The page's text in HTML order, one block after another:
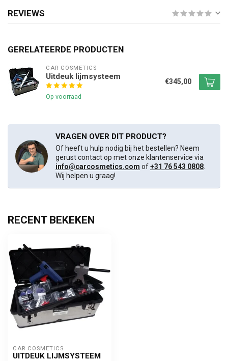
REVIEWS
GERELATEERDE PRODUCTEN
CAR COSMETICS
Uitdeuk lijmsysteem
Op voorraad
€345,00
VRAGEN OVER DIT PRODUCT?
Of heeft u hulp nodig bij het bestellen? Neem
gerust contact op met onze klantenservice via
info@carcosmetics.com of+31 76 543 0808
Wij helpen u graag!
RECENT BEKEKEN
CAR COSMETICS
UITDEUK LIJMSYSTEEM